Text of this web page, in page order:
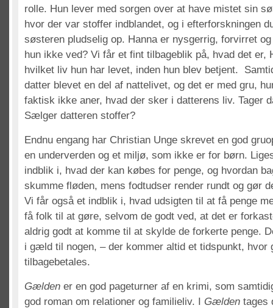
rolle. Hun lever med sorgen over at have mistet sin
hvor der var stoffer indblandet, og i efterforskningen
søsteren pludselig op. Hanna er nysgerrig, forvirret
hun ikke ved? Vi får et fint tilbageblik på, hvad det er,
hvilket liv hun har levet, inden hun blev betjent.
datter blevet en del af nattelivet, og det er med gru,
faktisk ikke aner, hvad der sker i datterens liv. Tager
Sælger datteren stoffer?
Endnu engang har Christian Unge skrevet en god
en underverden og et miljø, som ikke er for børn.
indblik i, hvad der kan købes for penge, og hvordan
skumme fløden, mens fodtudser render rundt og gør
Vi får også et indblik i, hvad udsigten til at få penge
få folk til at gøre, selvom de godt ved, at det er
aldrig godt at komme til at skylde de forkerte penge.
i gæld til nogen, – der kommer altid et tidspunkt, hvor
tilbagebetales.
Gælden er en god pageturner af en krimi, som
god roman om relationer og familieliv. I Gælden tages